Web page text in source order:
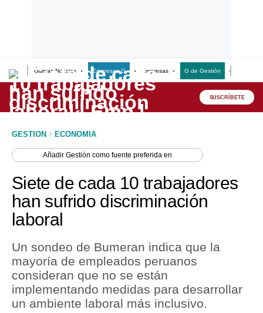
Últimas Noticias Empresas G Empresas G de Gestión
Lo último
Peru Quiosco
Economía
Mercados
Política
Tu Dinero
Finanzas Personales
SUSCRÍBETE
GESTION > ECONOMIA
AñadirGestión como fuente preferida en
Siete de cada 10 trabajadores
han sufrido discriminación
laboral
Un sondeo de Bumeran indica que la
mayoría de empleados peruanos
consideran que no se están
implementando medidas para desarrollar
un ambiente laboral más inclusivo.